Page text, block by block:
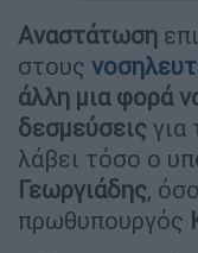
Αναστάτωση
στους
άλλη μια φορά
δεσμεύσεις για
λάβει τόσο ο
Γεωργιάδης,
πρωθυπουργός